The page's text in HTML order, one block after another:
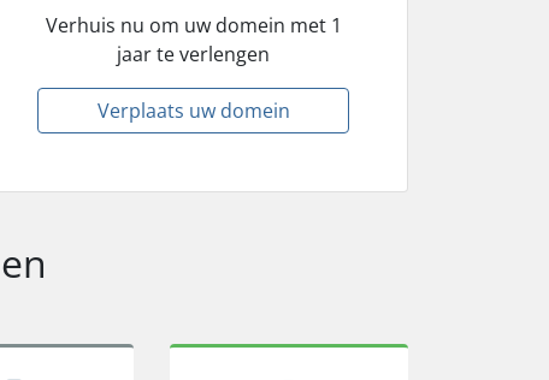
Verhuis nu om uw domein met 1
jaar te verlengen
Verplaats uw domein